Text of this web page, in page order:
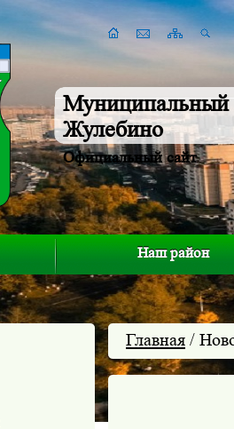
Муниципальный
Жулебино
Официальный сайт
Наш район
Главная /